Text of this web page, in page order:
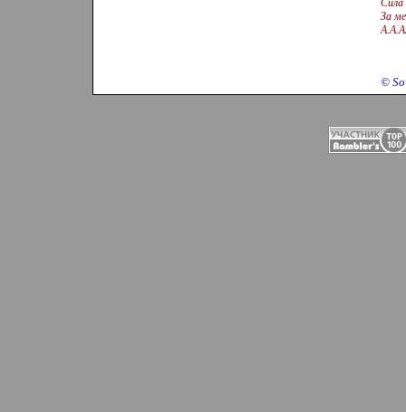
Сила
За
©